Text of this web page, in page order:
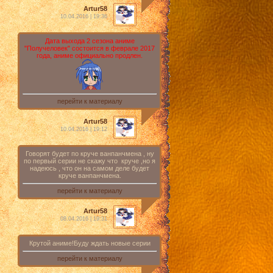
Artur58
10.04.2016 | 19:36
Дата выхода 2 сезона аниме
"Получеловек" состоится в феврале 2017
года, аниме официально продлен.
перейти к материалу
Artur58
10.04.2016 | 19:12
Говорят будет по круче ванпанчмена , ну
по первый серии не скажу что круче ,но я
надеюсь , что он на самом деле будет
круче ванпанчмена.
перейти к материалу
Artur58
08.04.2016 | 19:31
Крутой аниме!Буду ждать новые серии
перейти к материалу